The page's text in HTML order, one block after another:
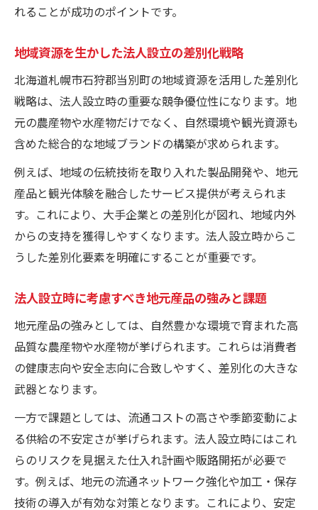
れることが成功のポイントです。
地域資源を生かした法人設立の差別化戦略
北海道札幌市石狩郡当別町の地域資源を活用した差別化
戦略は、法人設立時の重要な競争優位性になります。地
元の農産物や水産物だけでなく、自然環境や観光資源も
含めた総合的な地域ブランドの構築が求められます。
例えば、地域の伝統技術を取り入れた製品開発や、地元
産品と観光体験を融合したサービス提供が考えられま
す。これにより、大手企業との差別化が図れ、地域内外
からの支持を獲得しやすくなります。法人設立時からこ
うした差別化要素を明確にすることが重要です。
法人設立時に考慮すべき地元産品の強みと課題
地元産品の強みとしては、自然豊かな環境で育まれた高
品質な農産物や水産物が挙げられます。これらは消費者
の健康志向や安全志向に合致しやすく、差別化の大きな
武器となります。
一方で課題としては、流通コストの高さや季節変動によ
る供給の不安定さが挙げられます。法人設立時にはこれ
らのリスクを見据えた仕入れ計画や販路開拓が必要で
す。例えば、地元の流通ネットワーク強化や加工・保存
技術の導入が有効な対策となります。これにより、安定